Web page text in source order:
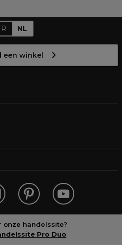
NL
een winkel
onze handelssite?
Pro Duo